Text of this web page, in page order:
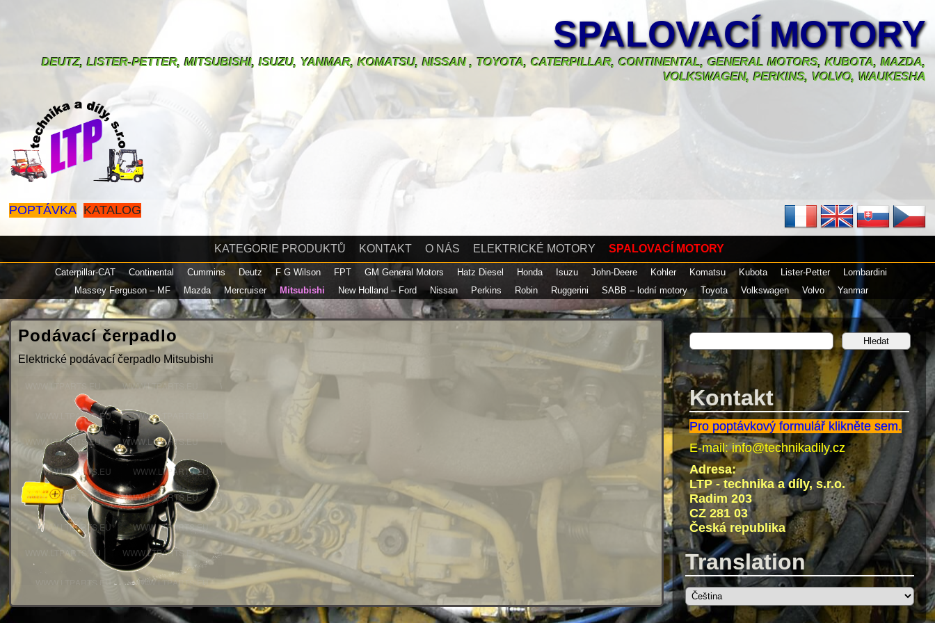
SPALOVACÍ MOTORY
DEUTZ, LISTER-PETTER, MITSUBISHI, ISUZU, YANMAR, KOMATSU, NISSAN , TOYOTA, CATERPILLAR, CONTINENTAL, GENERAL MOTORS, KUBOTA, MAZDA,
VOLKSWAGEN, PERKINS, VOLVO, WAUKESHA
POPTÁVKA KATALOG
KATEGORIE PRODUKTŮ KONTAKT O NÁS ELEKTRICKÉ MOTORY SPALOVACÍ MOTORY
Caterpillar-CAT Continental Cummins Deutz F G Wilson FPT GM General Motors Hatz Diesel Honda Isuzu John-Deere Kohler Komatsu Kubota Lister-Petter
Lombardini
Massey Ferguson – MF
Mazda Mercruiser Mitsubishi New Holland – Ford Nissan Perkins Robin Ruggerini SABB – lodní motory Toyota Volkswagen Volvo Yanmar
Kontakt
Pro poptávkový formulář klikněte sem.
E-mail:info@technikadily.cz
Adresa:
LTP - technika a díly, s.r.o.
Radim 203
CZ 281 03
Česká republika
Translation
Podávací čerpadlo
Elektrické podávací čerpadlo Mitsubishi